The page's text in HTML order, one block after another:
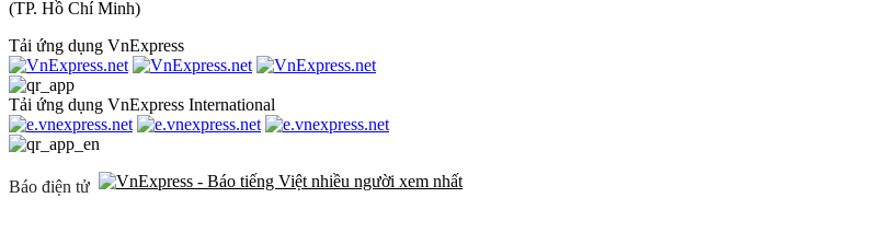
(TP. Hồ Chí Minh)
Tải ứng dụng VnExpress
Tải ứng dụng VnExpress International
Báo điện tử